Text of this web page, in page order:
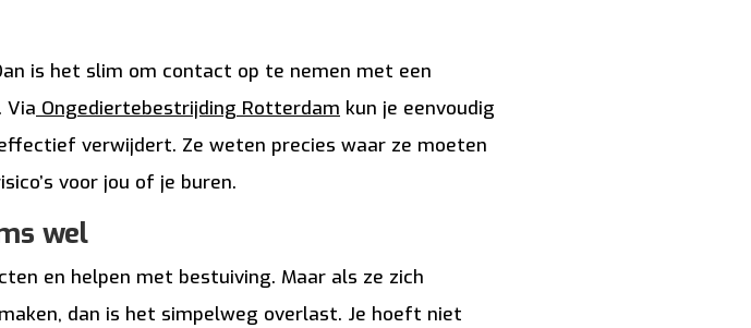
is het slim om contact op te nemen met een
. Via Ongediertebestrijding Rotterdam kun je eenvoudig
verwijdert. Ze weten precies waar ze moeten
voor jou of je buren.
wel
en helpen met bestuiving. Maar als ze zich
dan is het simpelweg overlast. Je hoeft niet